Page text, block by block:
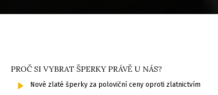
PROČ SI VYBRAT ŠPERKY PRÁVĚ U NÁS?
Nové zlaté šperky za poloviční ceny oproti zlatnictvím